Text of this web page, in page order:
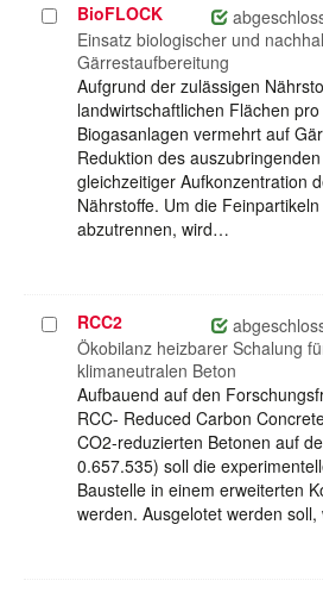
Projekt
auswählen
BioFLOCK
Einsatz biologischer und
Gärrestaufbereitung
Aufgrund der zulässigen
landwirtschaftlichen Flächen
Biogasanlagen vermehrt auf
Reduktion des
gleichzeitiger Aufkonzentration
Nährstoffe. Um die
abzutrennen, wird…
Projekt
auswählen
RCC2
Ökobilanz heizbarer Schalung
klimaneutralen Beton
Aufbauend auf den
RCC- Reduced Carbon
CO2-reduzierten Betonen auf
0.657.535) soll die
Baustelle in einem erweiterten
werden. Ausgelotet werden